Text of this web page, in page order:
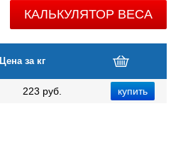
КАЛЬКУЛЯТОР ВЕСА
Цена за кг
223 руб.